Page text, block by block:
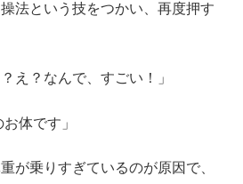
法という技をつかい、再度押す
え？なんで、すごい！」
体です」
が乗りすぎているのが原因で、